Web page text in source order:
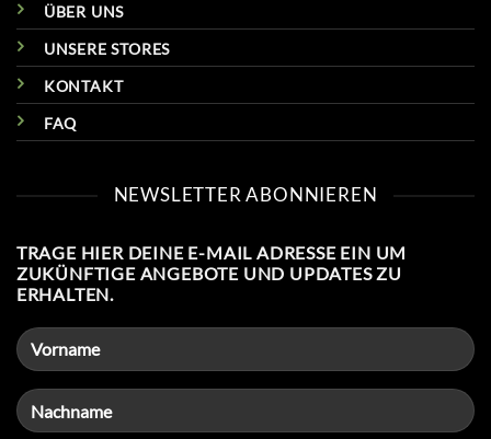
ÜBER UNS
UNSERE STORES
KONTAKT
FAQ
NEWSLETTER ABONNIEREN
TRAGE HIER DEINE E-MAIL ADRESSE EIN UM
ZUKÜNFTIGE ANGEBOTE UND UPDATES ZU
ERHALTEN.